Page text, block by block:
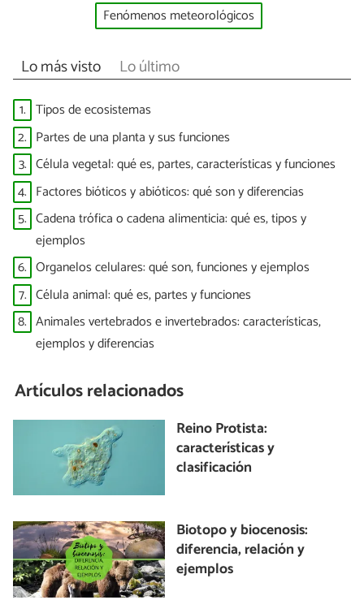
Fenómenos meteorológicos
Lo más visto Lo último
1. Tipos de ecosistemas
2. Partes de una planta y sus funciones
3. Célula vegetal: qué es, partes, características y funciones
4. Factores bióticos y abióticos: qué son y diferencias
5. Cadena trófica o cadena alimenticia: qué es, tipos y
ejemplos
6. Organelos celulares: qué son, funciones y ejemplos
7. Célula animal: qué es, partes y funciones
8. Animales vertebrados e invertebrados: características,
ejemplos y diferencias
Artículos relacionados
Reino Protista:
características y
clasificación
Biotopo y biocenosis:
diferencia, relación y
ejemplos